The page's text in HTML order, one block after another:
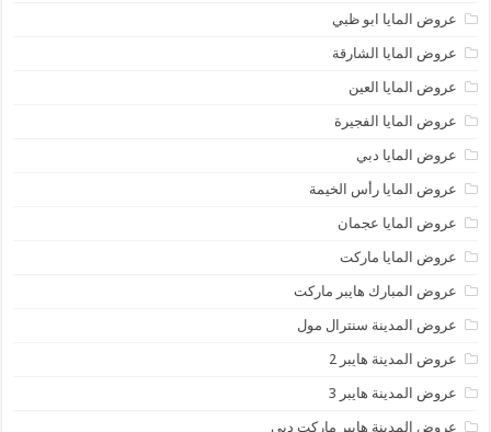
عروض المايا ابو ظبي
عروض المايا الشارقة
عروض المايا العين
عروض المايا الفجيرة
عروض المايا دبي
عروض المايا رأس الخيمة
عروض المايا عجمان
عروض المايا ماركت
عروض المبارك هايبر ماركت
عروض المدينة سنترال مول
عروض المدينة هايبر 2
عروض المدينة هايبر 3
عروض المدينة هايبر ماركت دبي